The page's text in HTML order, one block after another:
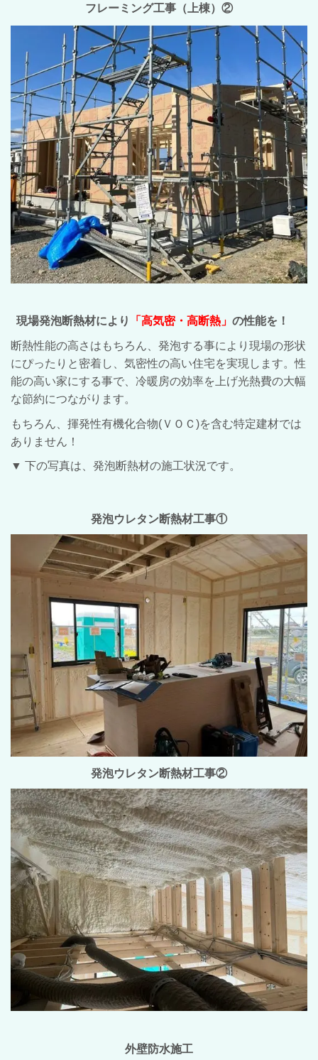
フレーミング工事（上棟）②
現場発泡断熱材により 「高気密・高断熱」 の性能を！
断熱性能の高さはもちろん、発泡する事により現場の形状
にぴったりと密着し、気密性の高い住宅を実現します。性
能の高い家にする事で、冷暖房の効率を上げ光熱費の大幅
な節約につながります。
もちろん、揮発性有機化合物(ＶＯＣ)を含む特定建材では
ありません！
▼ 下の写真は、発泡断熱材の施工状況です。
発泡ウレタン断熱材工事①
発泡ウレタン断熱材工事②
外壁防水施工